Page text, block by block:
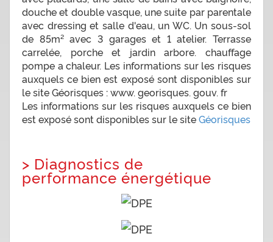
douche et double vasque, une suite par parentale
avec dressing et salle d'eau, un WC. Un sous-sol
de 85m² avec 3 garages et 1 atelier. Terrasse
carrelée, porche et jardin arbore. chauffage
pompe a chaleur. Les informations sur les risques
auxquels ce bien est exposé sont disponibles sur
le site Géorisques : www. georisques. gouv. fr
Les informations sur les risques auxquels ce bien
est exposé sont disponibles sur le siteGéorisques
> Diagnostics de
performance énergétique